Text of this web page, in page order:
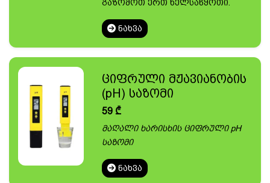
გაზომოთ ერთ ხელსაწყოთი.
ᲜᲐᲮᲕᲐ
ციფრული მჟავიანობის
(pH) საზომი
59₾
მაღალი ხარისხის ციფრული pH
საზომი
ᲜᲐᲮᲕᲐ